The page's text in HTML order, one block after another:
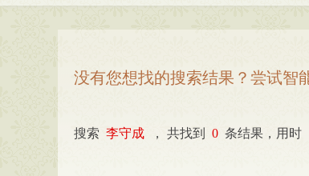
没有您想找的搜索结果？尝试智
搜索 李守成 ， 共找到 0 条结果，用时